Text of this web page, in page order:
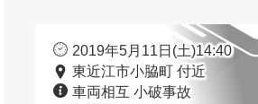
2019年5月11日(土)14:40
東近江市小脇町 付近
車両相互 小破事故